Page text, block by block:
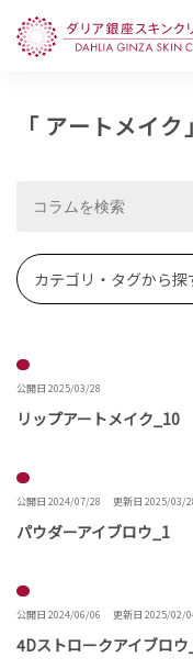
「 アートメイ
カテゴリ・タグから探
公開日 2025/03/28
リップアートメイク_10
公開日 2024/07/28 更新日 2025/03/
パウダーアイブロウ_1
公開日 2024/06/06 更新日 2025/02/
4Dストロークアイブロウ